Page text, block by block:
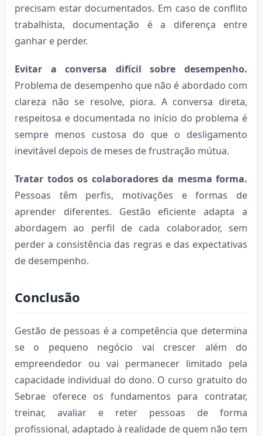
precisam estar documentados. Em caso de conflito
trabalhista, documentação é a diferença entre
ganhar e perder.
Evitar a conversa difícil sobre desempenho.
Problema de desempenho que não é abordado com
clareza não se resolve, piora. A conversa direta,
respeitosa e documentada no início do problema é
sempre menos custosa do que o desligamento
inevitável depois de meses de frustração mútua.
Tratar todos os colaboradores da mesma forma.
Pessoas têm perfis, motivações e formas de
aprender diferentes. Gestão eficiente adapta a
abordagem ao perfil de cada colaborador, sem
perder a consistência das regras e das expectativas
de desempenho.
Conclusão
Gestão de pessoas é a competência que determina
se o pequeno negócio vai crescer além do
empreendedor ou vai permanecer limitado pela
capacidade individual do dono. O curso gratuito do
Sebrae oferece os fundamentos para contratar,
treinar, avaliar e reter pessoas de forma
profissional, adaptado à realidade de quem não tem